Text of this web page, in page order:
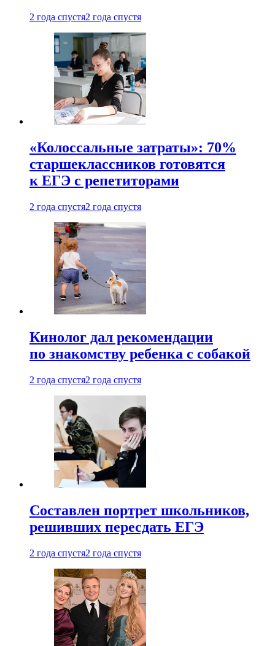
2 года спустя2 года спустя
«Колоссальные затраты»: 70%
старшеклассников готовятся
к ЕГЭ с репетиторами
2 года спустя2 года спустя
Кинолог дал рекомендации
по знакомству ребенка с собакой
2 года спустя2 года спустя
Составлен портрет школьников,
решивших пересдать ЕГЭ
2 года спустя2 года спустя